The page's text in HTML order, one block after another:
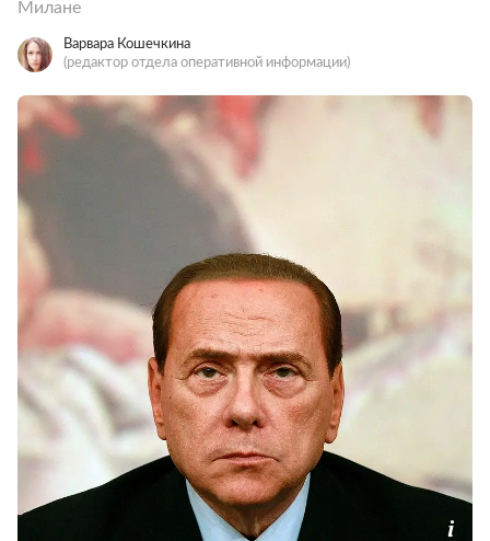
Милане
Варвара Кошечкина
(редактор отдела оперативной информации)